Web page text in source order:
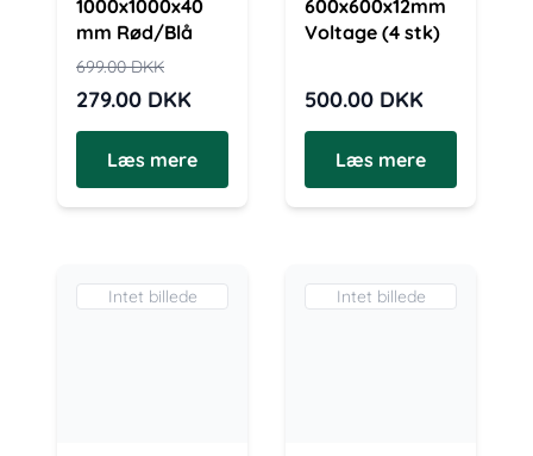
1000x1000x40
mm Rød/Blå
699.00DKK
279.00 DKK
Læs mere
600x600x12mm
Voltage (4 stk)
500.00 DKK
Læs mere
Intet billede Intet billede